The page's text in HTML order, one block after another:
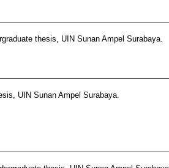
thesis, UIN Sunan Ampel Surabaya.
UIN Sunan Ampel Surabaya.